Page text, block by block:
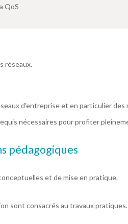
QoS
réseaux.
d’entreprise et en particulier des
nécessaires pour profiter
pédagogiques
et de mise en pratique.
sont consacrés au travaux pratiques.